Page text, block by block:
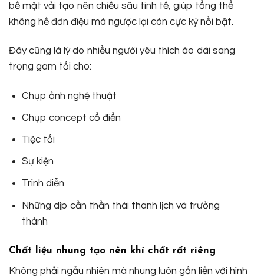
bề mặt vải tạo nên chiều sâu tinh tế, giúp tổng thể
không hề đơn điệu mà ngược lại còn cực kỳ nổi bật.
Đây cũng là lý do nhiều người yêu thích áo dài sang
trọng gam tối cho:
Chụp ảnh nghệ thuật
Chụp concept cổ điển
Tiệc tối
Sự kiện
Trình diễn
Những dịp cần thần thái thanh lịch và trưởng
thành
Chất liệu nhung tạo nên khí chất rất riêng
Không phải ngẫu nhiên mà nhung luôn gắn liền với hình